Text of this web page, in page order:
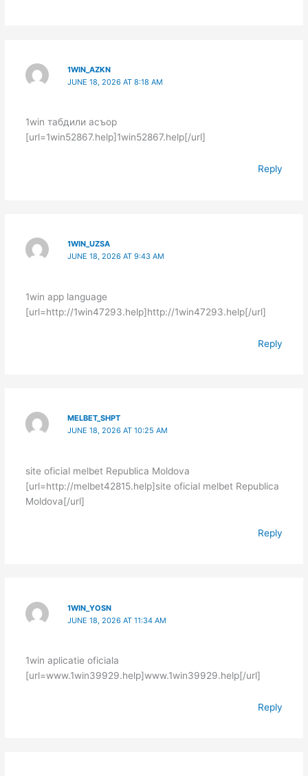
1WIN_AZKN
JUNE 18, 2026 AT 8:18 AM
1win табдили асъор
[url=1win52867.help]1win52867.help[/url]
Reply
1WIN_UZSA
JUNE 18, 2026 AT 9:43 AM
1win app language
[url=http://1win47293.help]http://1win47293.help[/url]
Reply
MELBET_SHPT
JUNE 18, 2026 AT 10:25 AM
site oficial melbet Republica Moldova
[url=http://melbet42815.help]site oficial melbet Republica
Moldova[/url]
Reply
1WIN_YOSN
JUNE 18, 2026 AT 11:34 AM
1win aplicatie oficiala
[url=www.1win39929.help]www.1win39929.help[/url]
Reply